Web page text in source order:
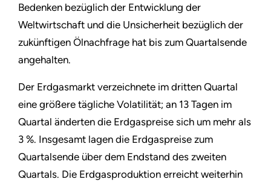
Bedenken bezüglich der Entwicklung der
Weltwirtschaft und die Unsicherheit bezüglich der
zukünftigen Ölnachfrage hat bis zum Quartalsende
angehalten.
Der Erdgasmarkt verzeichnete im dritten Quartal
eine größere tägliche Volatilität; an 13 Tagen im
Quartal änderten die Erdgaspreise sich um mehr als
3 %. Insgesamt lagen die Erdgaspreise zum
Quartalsende über dem Endstand des zweiten
Quartals. Die Erdgasproduktion erreicht weiterhin